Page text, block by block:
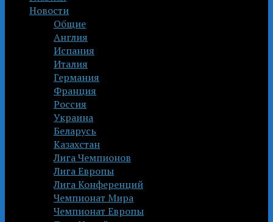
Новости
Общие
Англия
Испания
Италия
Германия
Франция
Россия
Украина
Беларусь
Казахстан
Лига Чемпионов
Лига Европы
Лига Конференций
Чемпионат Мира
Чемпионат Европы